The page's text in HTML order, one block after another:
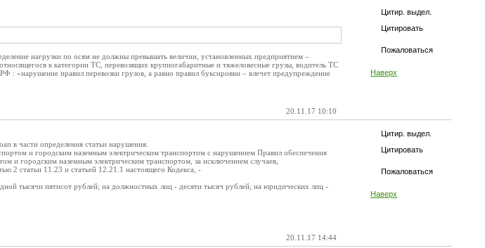
Цитир. выдел.
Цитировать
Пожаловаться
Наверх
нагрузки по осям не должны превышать величин, установленных предприятием –
к категории ТС, перевозящих крупногабаритные и тяжеловесные грузы, водитель ТС
: «нарушение правил перевозки грузов, а равно правил буксировки – влечет предупреждение
20.11.17 10:10
Цитир. выдел.
Цитировать
Пожаловаться
Наверх
в части определения статьи нарушения.
и городским наземным электрическим транспортом с нарушением Правил обеспечения
и городским наземным электрическим транспортом, за исключением случаев,
2 статьи 11.23 и статьей 12.21.1 настоящего Кодекса, -
тысячи пятисот рублей; на должностных лиц - десяти тысяч рублей; на юридических лиц -
20.11.17 14:44